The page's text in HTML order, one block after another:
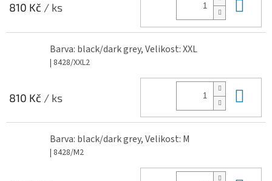
810 Kč / ks
Barva: black/dark grey, Velikost: XXL
| 8428/XXL2
810 Kč / ks
Barva: black/dark grey, Velikost: M
| 8428/M2